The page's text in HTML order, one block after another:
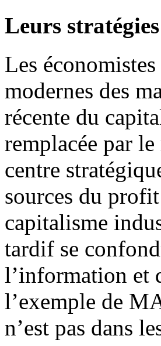
Leurs
Les
modernes des
récente du
remplacée par
centre
sources du
capitalisme
tardif se
l’information et
l’exemple de
n’est pas dans